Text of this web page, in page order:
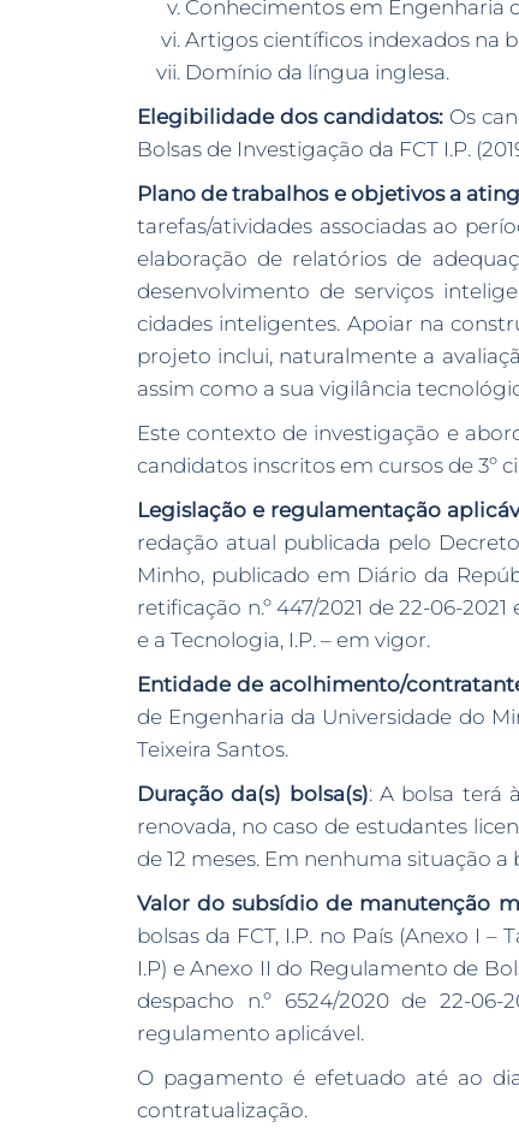
Conhecimentos em Engenharia
Artigos científicos indexados na
Domínio da língua inglesa.
Elegibilidade dos candidatos: Os
Bolsas de Investigação da FCT I.P.
Plano de trabalhos e objetivos a
tarefas/atividades associadas ao
elaboração de relatórios de
desenvolvimento de serviços
cidades inteligentes. Apoiar na
projeto inclui, naturalmente a
assim como a sua vigilância
Este contexto de investigação e
candidatos inscritos em cursos de 3º
Legislação e regulamentação
redação atual publicada pelo
Minho, publicado em Diário da
retificação n.º 447/2021 de 22-06-
e a Tecnologia, I.P. – em vigor.
Entidade de acolhimento/
de Engenharia da Universidade do
Teixeira Santos.
Duração da(s) bolsa(s): A bolsa terá
renovada, no caso de estudantes
de 12 meses. Em nenhuma situação
Valor do subsídio de manutenção
bolsas da FCT, I.P. no País (Anexo I
I.P) e Anexo II do Regulamento de
despacho n.º 6524/2020 de 22-
regulamento aplicável.
O pagamento é efetuado até ao
contratualização.